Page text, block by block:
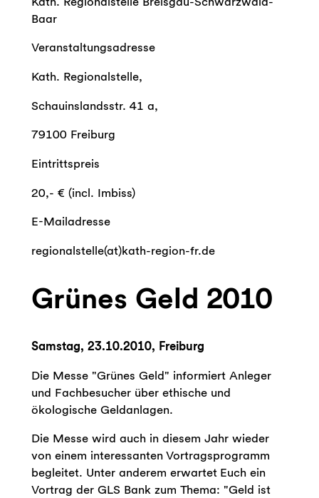
Baar
Veranstaltungsadresse
Kath. Regionalstelle,
Schauinslandsstr. 41 a,
79100 Freiburg
Eintrittspreis
20,- € (incl. Imbiss)
E-Mailadresse
regionalstelle(at)kath-region-fr.de
Grünes Geld 2010
Samstag, 23.10.2010, Freiburg
Die Messe "Grünes Geld" informiert Anleger
und Fachbesucher über ethische und
ökologische Geldanlagen.
Die Messe wird auch in diesem Jahr wieder
von einem interessanten Vortragsprogramm
begleitet. Unter anderem erwartet Euch ein
Vortrag der GLS Bank zum Thema: "Geld ist